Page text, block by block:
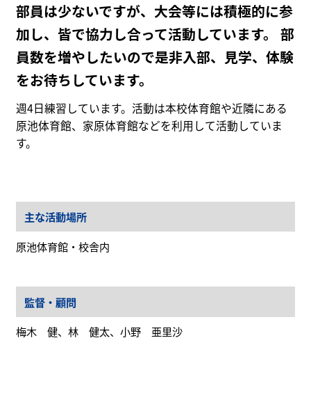
部員は少ないですが、大会等には積極的に参
加し、皆で協力し合って活動しています。 部
員数を増やしたいので是非入部、見学、体験
をお待ちしています。
週4日練習しています。活動は本校体育館や近隣にある
原池体育館、家原体育館などを利用して活動していま
す。
主な活動場所
原池体育館・校舎内
監督・顧問
梅木 健、林 健太、小野 亜里沙